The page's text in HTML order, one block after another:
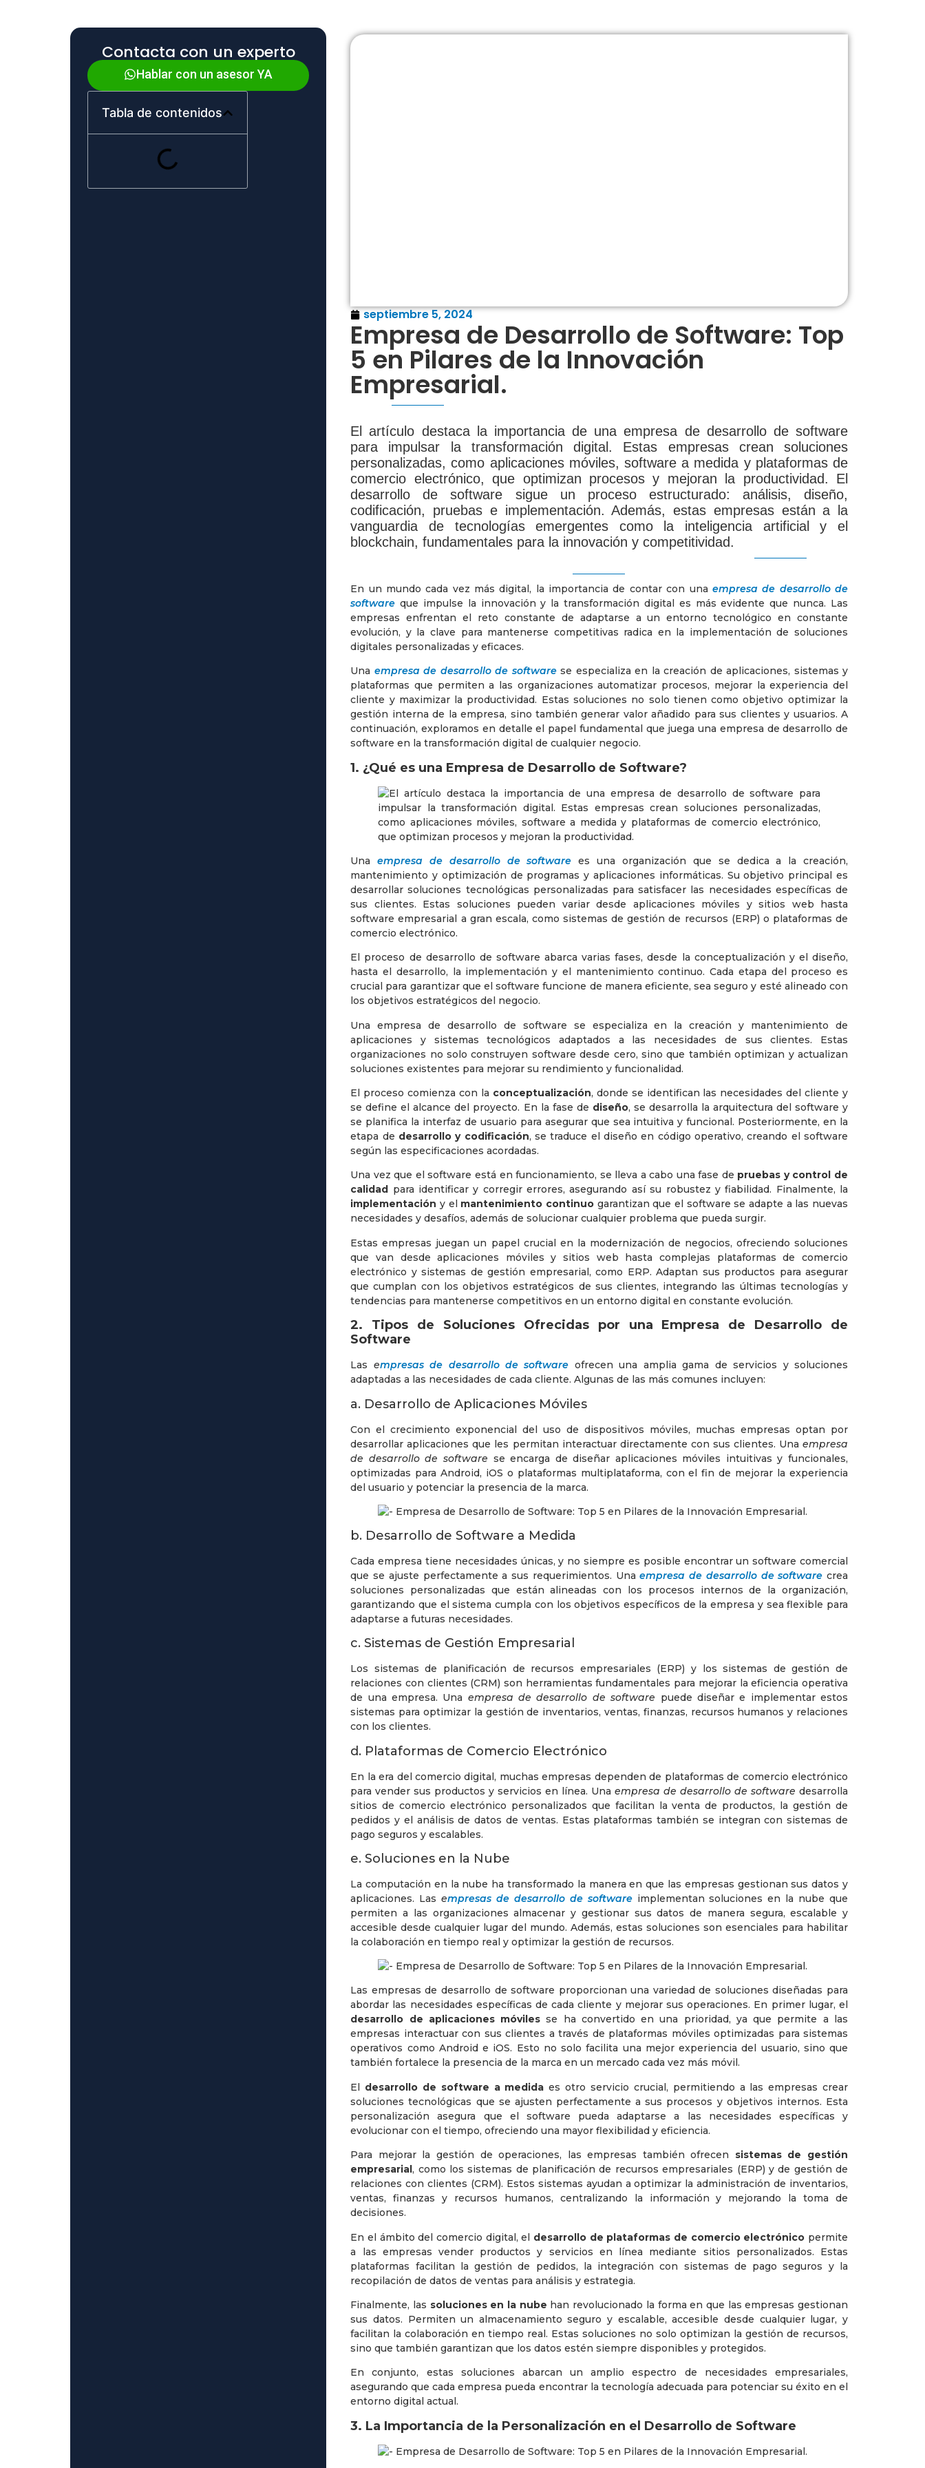
Contacta con un experto
Hablar con un asesor YA
Tabla de contenidos
septiembre 5, 2024
Empresa de Desarrollo de Software: Top
5 en Pilares de la Innovación
Empresarial.
El artículo destaca la importancia de una empresa de desarrollo de software
para impulsar la transformación digital. Estas empresas crean soluciones
personalizadas, como aplicaciones móviles, software a medida y plataformas de
comercio electrónico, que optimizan procesos y mejoran la productividad. El
desarrollo de software sigue un proceso estructurado: análisis, diseño,
codificación, pruebas e implementación. Además, estas empresas están a la
vanguardia de tecnologías emergentes como la inteligencia artificial y el
blockchain, fundamentales para la innovación y competitividad.
En un mundo cada vez más digital, la importancia de contar con una empresa de desarrollo de
software que impulse la innovación y la transformación digital es más evidente que nunca. Las
empresas enfrentan el reto constante de adaptarse a un entorno tecnológico en constante
evolución, y la clave para mantenerse competitivas radica en la implementación de soluciones
digitales personalizadas y eficaces.
Una empresa de desarrollo de softwarese especializa en la creación de aplicaciones, sistemas y
plataformas que permiten a las organizaciones automatizar procesos, mejorar la experiencia del
cliente y maximizar la productividad. Estas soluciones no solo tienen como objetivo optimizar la
gestión interna de la empresa, sino también generar valor añadido para sus clientes y usuarios. A
continuación, exploramos en detalle el papel fundamental que juega una empresa de desarrollo de
software en la transformación digital de cualquier negocio.
1. ¿Qué es una Empresa de Desarrollo de Software?
Unaempresa de desarrollo de software es una organización que se dedica a la creación,
mantenimiento y optimización de programas y aplicaciones informáticas. Su objetivo principal es
desarrollar soluciones tecnológicas personalizadas para satisfacer las necesidades específicas de
sus clientes. Estas soluciones pueden variar desde aplicaciones móviles y sitios web hasta
software empresarial a gran escala, como sistemas de gestión de recursos (ERP) o plataformas de
comercio electrónico.
El proceso de desarrollo de software abarca varias fases, desde la conceptualización y el diseño,
hasta el desarrollo, la implementación y el mantenimiento continuo. Cada etapa del proceso es
crucial para garantizar que el software funcione de manera eficiente, sea seguro y esté alineado con
los objetivos estratégicos del negocio.
Una empresa de desarrollo de software se especializa en la creación y mantenimiento de
aplicaciones y sistemas tecnológicos adaptados a las necesidades de sus clientes. Estas
organizaciones no solo construyen software desde cero, sino que también optimizan y actualizan
soluciones existentes para mejorar su rendimiento y funcionalidad.
El proceso comienza con la conceptualización, donde se identifican las necesidades del cliente y
se define el alcance del proyecto. En la fase de diseño, se desarrolla la arquitectura del software y
se planifica la interfaz de usuario para asegurar que sea intuitiva y funcional. Posteriormente, en la
etapa de desarrollo y codificación, se traduce el diseño en código operativo, creando el software
según las especificaciones acordadas.
Una vez que el software está en funcionamiento, se lleva a cabo una fase de pruebas y control de
calidad
para identificar y corregir errores, asegurando así su robustez y fiabilidad. Finalmente, la
implementación y el mantenimiento continuogarantizan que el software se adapte a las nuevas
necesidades y desafíos, además de solucionar cualquier problema que pueda surgir.
Estas empresas juegan un papel crucial en la modernización de negocios, ofreciendo soluciones
que van desde aplicaciones móviles y sitios web hasta complejas plataformas de comercio
electrónico y sistemas de gestión empresarial, como ERP. Adaptan sus productos para asegurar
que cumplan con los objetivos estratégicos de sus clientes, integrando las últimas tecnologías y
tendencias para mantenerse competitivos en un entorno digital en constante evolución.
2. Tipos de Soluciones Ofrecidas por una Empresa de Desarrollo de
Software
Las empresas de desarrollo de software ofrecen una amplia gama de servicios y soluciones
adaptadas a las necesidades de cada cliente. Algunas de las más comunes incluyen:
a. Desarrollo de Aplicaciones Móviles
Con el crecimiento exponencial del uso de dispositivos móviles, muchas empresas optan por
desarrollar aplicaciones que les permitan interactuar directamente con sus clientes. Una empresa
de desarrollo de software se encarga de diseñar aplicaciones móviles intuitivas y funcionales,
optimizadas para Android, iOS o plataformas multiplataforma, con el fin de mejorar la experiencia
del usuario y potenciar la presencia de la marca.
b. Desarrollo de Software a Medida
Cada empresa tiene necesidades únicas, y no siempre es posible encontrar un software comercial
que se ajuste perfectamente a sus requerimientos. Unaempresa de desarrollo de software crea
soluciones personalizadas que están alineadas con los procesos internos de la organización,
garantizando que el sistema cumpla con los objetivos específicos de la empresa y sea flexible para
adaptarse a futuras necesidades.
c. Sistemas de Gestión Empresarial
Los sistemas de planificación de recursos empresariales (ERP) y los sistemas de gestión de
relaciones con clientes (CRM) son herramientas fundamentales para mejorar la eficiencia operativa
de una empresa. Una empresa de desarrollo de software puede diseñar e implementar estos
sistemas para optimizar la gestión de inventarios, ventas, finanzas, recursos humanos y relaciones
con los clientes.
d. Plataformas de Comercio Electrónico
En la era del comercio digital, muchas empresas dependen de plataformas de comercio electrónico
para vender sus productos y servicios en línea. Unaempresa de desarrollo de software desarrolla
sitios de comercio electrónico personalizados que facilitan la venta de productos, la gestión de
pedidos y el análisis de datos de ventas. Estas plataformas también se integran con sistemas de
pago seguros y escalables.
e. Soluciones en la Nube
La computación en la nube ha transformado la manera en que las empresas gestionan sus datos y
aplicaciones. Lasempresas de desarrollo de softwareimplementan soluciones en la nube que
permiten a las organizaciones almacenar y gestionar sus datos de manera segura, escalable y
accesible desde cualquier lugar del mundo. Además, estas soluciones son esenciales para habilitar
la colaboración en tiempo real y optimizar la gestión de recursos.
Las empresas de desarrollo de software proporcionan una variedad de soluciones diseñadas para
abordar las necesidades específicas de cada cliente y mejorar sus operaciones. En primer lugar, el
desarrollo de aplicaciones móviles se ha convertido en una prioridad, ya que permite a las
empresas interactuar con sus clientes a través de plataformas móviles optimizadas para sistemas
operativos como Android e iOS. Esto no solo facilita una mejor experiencia del usuario, sino que
también fortalece la presencia de la marca en un mercado cada vez más móvil.
El desarrollo de software a medida es otro servicio crucial, permitiendo a las empresas crear
soluciones tecnológicas que se ajusten perfectamente a sus procesos y objetivos internos. Esta
personalización asegura que el software pueda adaptarse a las necesidades específicas y
evolucionar con el tiempo, ofreciendo una mayor flexibilidad y eficiencia.
Para mejorar la gestión de operaciones, las empresas también ofrecen sistemas de gestión
empresarial, como los sistemas de planificación de recursos empresariales (ERP) y de gestión de
relaciones con clientes (CRM). Estos sistemas ayudan a optimizar la administración de inventarios,
ventas, finanzas y recursos humanos, centralizando la información y mejorando la toma de
decisiones.
En el ámbito del comercio digital, el desarrollo de plataformas de comercio electrónico permite
a las empresas vender productos y servicios en línea mediante sitios personalizados. Estas
plataformas facilitan la gestión de pedidos, la integración con sistemas de pago seguros y la
recopilación de datos de ventas para análisis y estrategia.
Finalmente, las soluciones en la nube han revolucionado la forma en que las empresas gestionan
sus datos. Permiten un almacenamiento seguro y escalable, accesible desde cualquier lugar, y
facilitan la colaboración en tiempo real. Estas soluciones no solo optimizan la gestión de recursos,
sino que también garantizan que los datos estén siempre disponibles y protegidos.
En conjunto, estas soluciones abarcan un amplio espectro de necesidades empresariales,
asegurando que cada empresa pueda encontrar la tecnología adecuada para potenciar su éxito en el
entorno digital actual.
3. La Importancia de la Personalización en el Desarrollo de Software